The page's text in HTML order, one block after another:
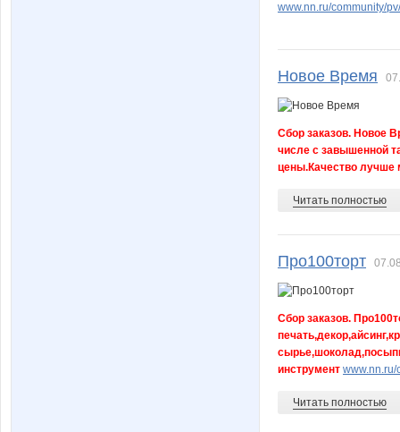
ЭВЕЛЕЖЕ 445502
www.nn.ru/community/
Новое Время
Сбор заказов. Новое
числе с завышенной
цены.Качество лучше
Читать полностью
Про100торт
Сбор заказов.
инструмент
Читать полностью